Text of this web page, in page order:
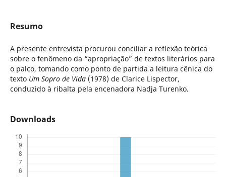
Resumo
A presente entrevista procurou conciliar a reflexão teórica
sobre o fenômeno da “apropriação” de textos literários para
o palco, tomando como ponto de partida a leitura cênica do
texto Um Sopro de Vida(1978) de Clarice Lispector,
conduzido à ribalta pela encenadora Nadja Turenko.
Downloads